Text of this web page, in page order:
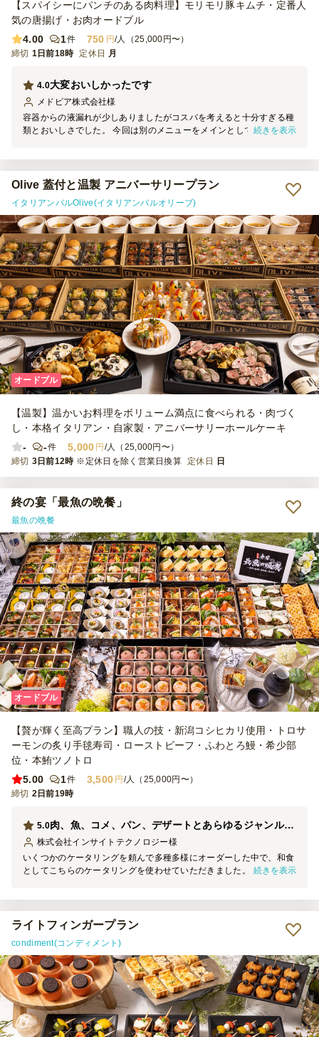
【スパイシーにパンチのある肉料理】モリモリ豚キムチ・定番人
気の唐揚げ・お肉オードブル
4.00
1件 750 円/人（25,000円〜）
締切 1日前18時 定休日 月
大変おいしかったです
4.0
メドピア株式会社様
容器からの液漏れが少しありましたがコスパを考えると十分すぎる種
類とおいしさでした。 今回は別のメニューをメインとしていたこ
たいと思います。
続きを表示
Olive 蓋付と温製 アニバーサリープラン
イタリアンバルOlive(イタリアンバルオリーブ)
オードブル
【温製】温かいお料理をボリューム満点に食べられる・肉づく
し・本格イタリアン・自家製・アニバーサリーホールケーキ
-
-件 5,000 円 /人（25,000円〜）
締切 3日前12時 ※定休日を除く営業日換算 定休日 日
終の宴「最魚の晩餐」
最魚の晩餐
オードブル
【贅が輝く至高プラン】職人の技・新潟コシヒカリ使用・トロサ
ーモンの炙り手毬寿司・ローストビーフ・ふわとろ鰻・希少部
位・本鮪ツノトロ
5.00
1件 3,500 円 /人（25,000円〜）
締切 2日前19時
肉、魚、コメ、パン、デザートとあらゆるジャンルを網羅したオードブルは満足度が高いです。
5.0
株式会社インサイトテクノロジー様
いくつかのケータリングを頼んで多種多様にオーダーした中で、和食
としてこちらのケータリングを使わせていただきました。 昨年は和
た！ ちょっと多いかな？という量を用意したのですが、どれもおい
しくあっという間になくなってしまいました。 事前に好き嫌いを聞
いていたので、お肉、魚、ご飯もの、デザートまで網羅しているこの
コースはとても評判でした！ そして華やかですね。 また来年利用し
たいと思います！
続きを表示
ライトフィンガープラン
condiment(コンディメント)